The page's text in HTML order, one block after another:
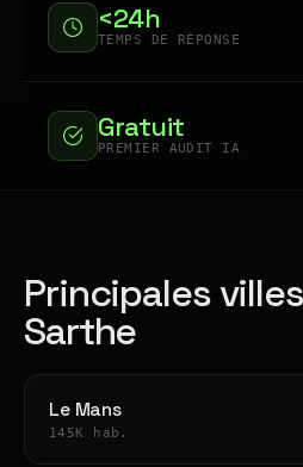
<24h
TEMPS DE RÉPONSE
Gratuit
PREMIER AUDIT IA
Principales
Sarthe
Le Mans
145K hab.